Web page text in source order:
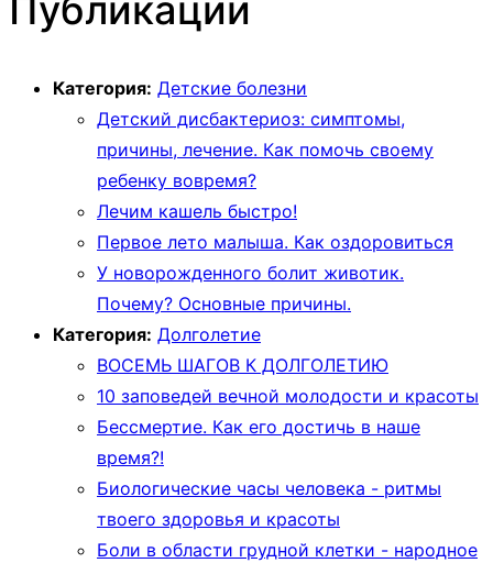
Публикации
Категория: Детские болезни
Детский дисбактериоз: симптомы,
причины, лечение. Как помочь своему
ребенку вовремя?
Лечим кашель быстро!
Первое лето малыша. Как оздоровиться
У новорожденного болит животик.
Почему? Основные причины.
Категория: Долголетие
ВОСЕМЬ ШАГОВ К ДОЛГОЛЕТИЮ
10 заповедей вечной молодости и красоты
Бессмертие. Как его достичь в наше
время?!
Биологические часы человека - ритмы
твоего здоровья и красоты
Боли в области грудной клетки - народное